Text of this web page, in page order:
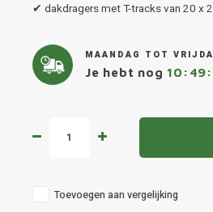
✔ dakdragers met T-tracks van 20 x
MAANDAG TOT
Je hebt nog
Toevoegen aan vergelijking